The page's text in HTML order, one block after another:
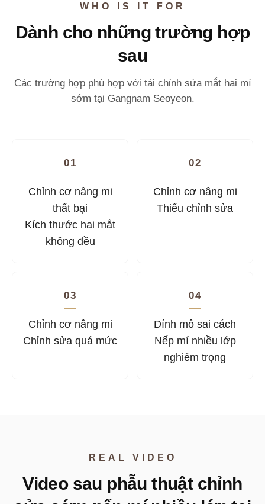
WHO IS IT FOR
Dành cho những trường hợp
sau
Các trường hợp phù hợp với tái chỉnh sửa mắt hai mí
sớm tại Gangnam Seoyeon.
01
Chỉnh cơ nâng mi
thất bại
Kích thước hai mắt
không đều
02
Chỉnh cơ nâng mi
Thiếu chỉnh sửa
03
Chỉnh cơ nâng mi
Chỉnh sửa quá mức
04
Dính mô sai cách
Nếp mí nhiều lớp
nghiêm trọng
REAL VIDEO
Video sau phẫu thuật chỉnh